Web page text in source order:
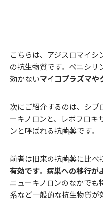
こちらは、アジスロマイシ
の抗生物質です。ペニシリ
効かないマイコプラズマや
次にご紹介するのは、シプ
ーキノロンと、レボフロキ
ンと呼ばれる抗菌薬です。
前者は旧来の抗菌薬に比べ
有効です。病巣への移行が
ニューキノロンのなかでも
系など一般的な抗生物質が